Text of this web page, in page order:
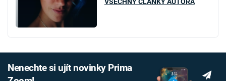
VŠECHNY ČLÁNKY AUTORA
Nenechte si ujít novinky Prima